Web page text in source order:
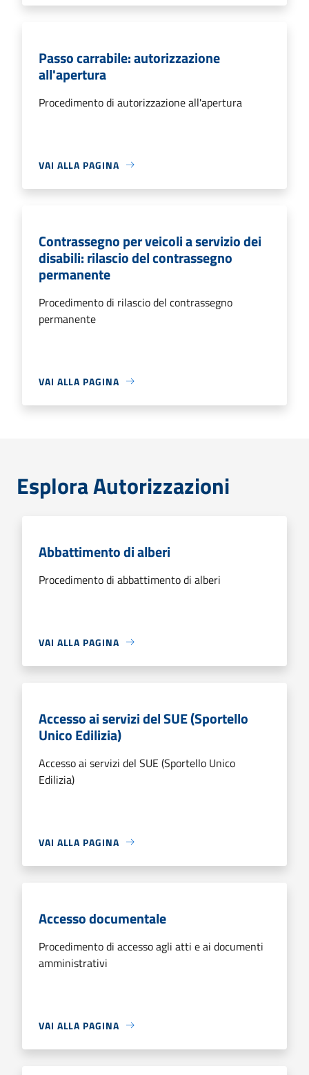
Passo carrabile: autorizzazione
all'apertura
Procedimento di autorizzazione all'apertura
VAI ALLA PAGINA
Contrassegno per veicoli a servizio dei
disabili: rilascio del contrassegno
permanente
Procedimento di rilascio del contrassegno
permanente
VAI ALLA PAGINA
Esplora Autorizzazioni
Abbattimento di alberi
Procedimento di abbattimento di alberi
VAI ALLA PAGINA
Accesso ai servizi del SUE (Sportello
Unico Edilizia)
Accesso ai servizi del SUE (Sportello Unico
Edilizia)
VAI ALLA PAGINA
Accesso documentale
Procedimento di accesso agli atti e ai documenti
amministrativi
VAI ALLA PAGINA